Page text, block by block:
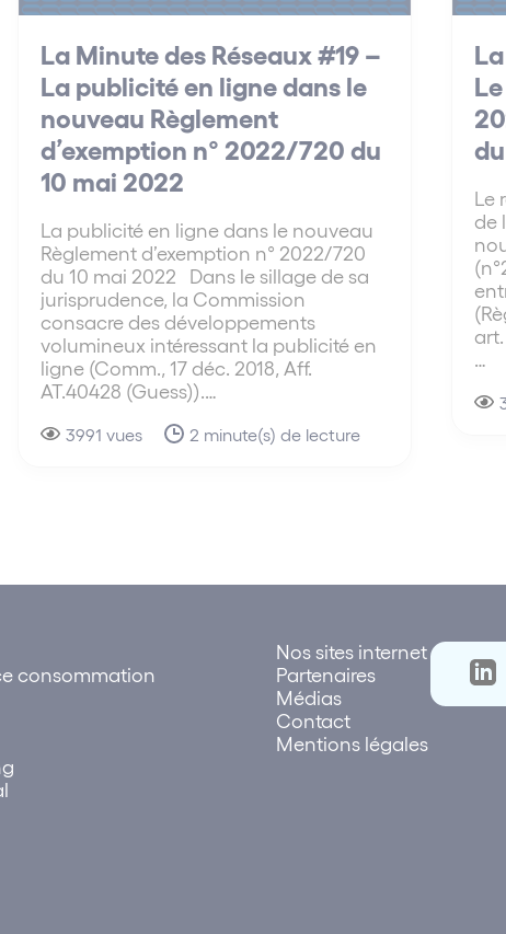
La Minute des Réseaux #19 –
La publicité en ligne dans le
nouveau Règlement
d’exemption n° 2022/720 du
10 mai 2022
La publicité en ligne dans le nouveau
Règlement d’exemption n° 2022/720
du 10 mai 2022 Dans le sillage de sa
jurisprudence, la Commission
consacre des développements
volumineux intéressant la publicité en
ligne (Comm., 17 déc. 2018, Aff.
AT.40428 (Guess)).…
3991 vues 2 minute(s) de lecture
Le
de
art.
consommation
Nos sites internet
Partenaires
Médias
Contact
Mentions légales